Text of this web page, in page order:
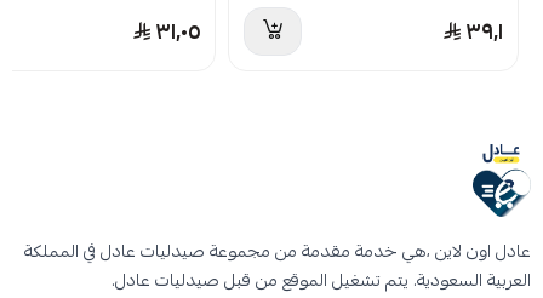
٣٩٫١ ٣١٫٠٥
عادل اون لاين ،هي خدمة مقدمة من مجموعة صيدليات عادل في المملكة
العربية السعودية. يتم تشغيل الموقع من قبل صيدليات عادل.